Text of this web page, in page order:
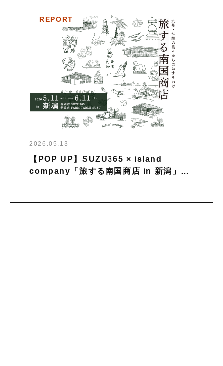
REPORT
2026.05.13
【POP UP】SUZU365 × island
company「旅する南国商店 in 新潟」を